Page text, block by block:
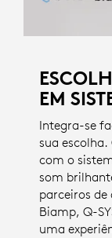
EM
Integra-se
sua
com o
som
parceiros
Biamp, Q-
uma